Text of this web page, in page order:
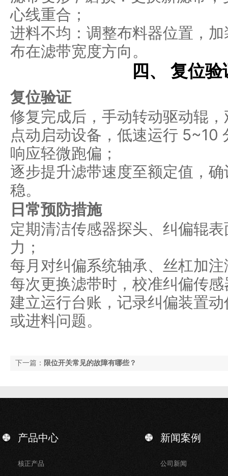
心线重合；
进料不均：调整布料器位置，
布在滤带宽度方向。
四、 复位
复位验证
修复完成后，手动转动驱动辊
点动启动设备，低速运行 5~10
响应轻微跑偏；
逐步提升滤带速度至额定值，
稳。
日常预防措施
定期清洁传感器探头、纠偏辊
力；
每月对纠偏系统轴承、丝杠加
每次更换滤带时，校准纠偏传
建立运行台账，记录纠偏装置
或进料问题。
下一篇： 限位开关常见的故障有哪些？
产品中心
核正产品
新闻案例
公司新闻